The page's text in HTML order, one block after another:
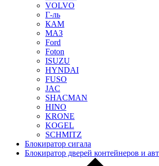
VOLVO
Г-ль
КАМ
МАЗ
Ford
Foton
ISUZU
HYNDAI
FUSO
JAC
SHACMAN
HINO
KRONE
KOGEL
SCHMITZ
Блокиратор сигала
Блокиратор дверей контейнеров и